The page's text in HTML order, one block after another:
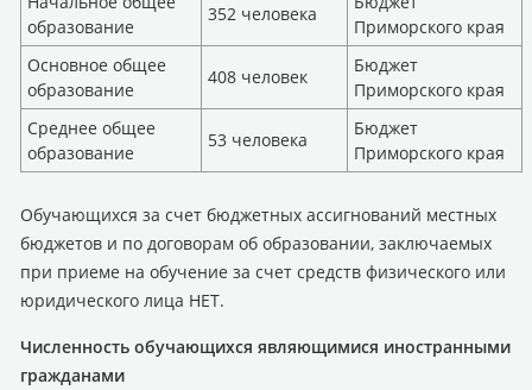
образование
352 человека
Приморского края
Основное общее
образование
408 человек
Бюджет
Приморского края
Среднее общее
образование
53 человека
Бюджет
Приморского края
Обучающихся за счет бюджетных ассигнований местных
бюджетов и по договорам об образовании, заключаемых
при приеме на обучение за счет средств физического или
юридического лица НЕТ.
Численность обучающихся являющимися иностранными
гражданами